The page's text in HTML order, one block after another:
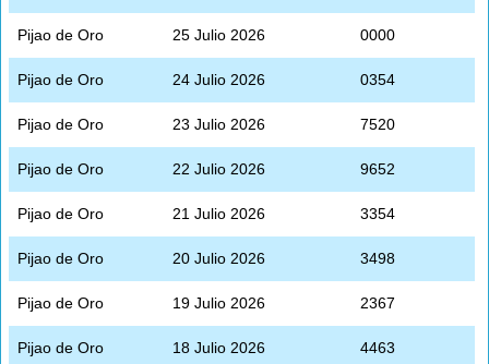
Pijao de Oro 25 Julio 2026 0000
Pijao de Oro 24 Julio 2026 0354
Pijao de Oro 23 Julio 2026 7520
Pijao de Oro 22 Julio 2026 9652
Pijao de Oro 21 Julio 2026 3354
Pijao de Oro 20 Julio 2026 3498
Pijao de Oro 19 Julio 2026 2367
Pijao de Oro 18 Julio 2026 4463